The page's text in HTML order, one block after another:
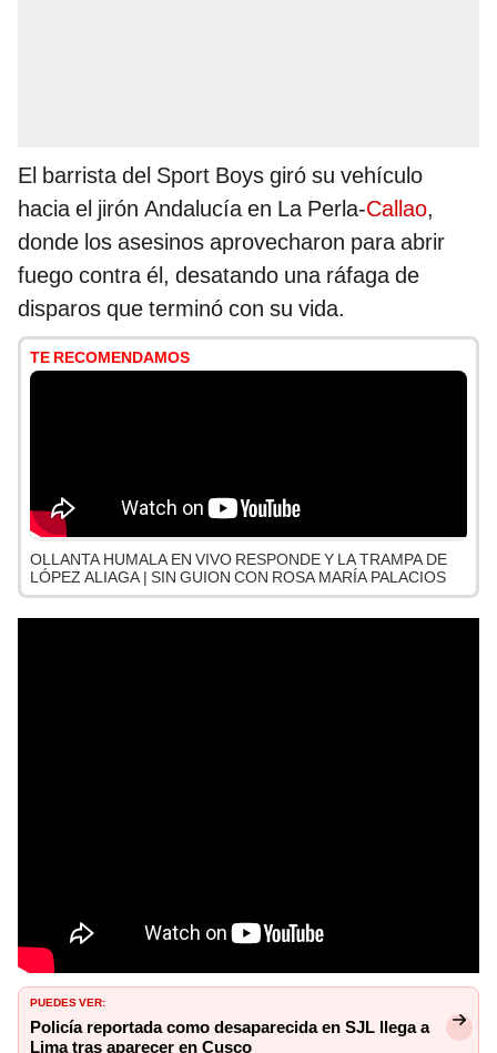
El barrista del Sport Boys giró su vehículo
hacia el jirón Andalucía en La Perla-Callao,
donde los asesinos aprovecharon para abrir
fuego contra él, desatando una ráfaga de
disparos que terminó con su vida.
TE RECOMENDAMOS
OLLANTA HUMALA EN VIVO RESPONDE Y LA TRAMPA DE
LÓPEZ ALIAGA | SIN GUION CON ROSA MARÍA PALACIOS
PUEDES VER:
Policía reportada como desaparecida en SJL llega a
Lima tras aparecer en Cusco